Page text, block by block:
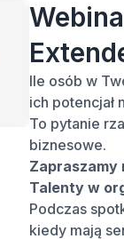
Ile osób w
ich potencjał
To pytanie
biznesowe.
Zapraszamy
Talenty w
Podczas
kiedy mają